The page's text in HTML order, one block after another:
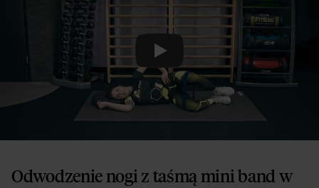
Odtwórz
Odwodzenie nogi z taśmą mini band w